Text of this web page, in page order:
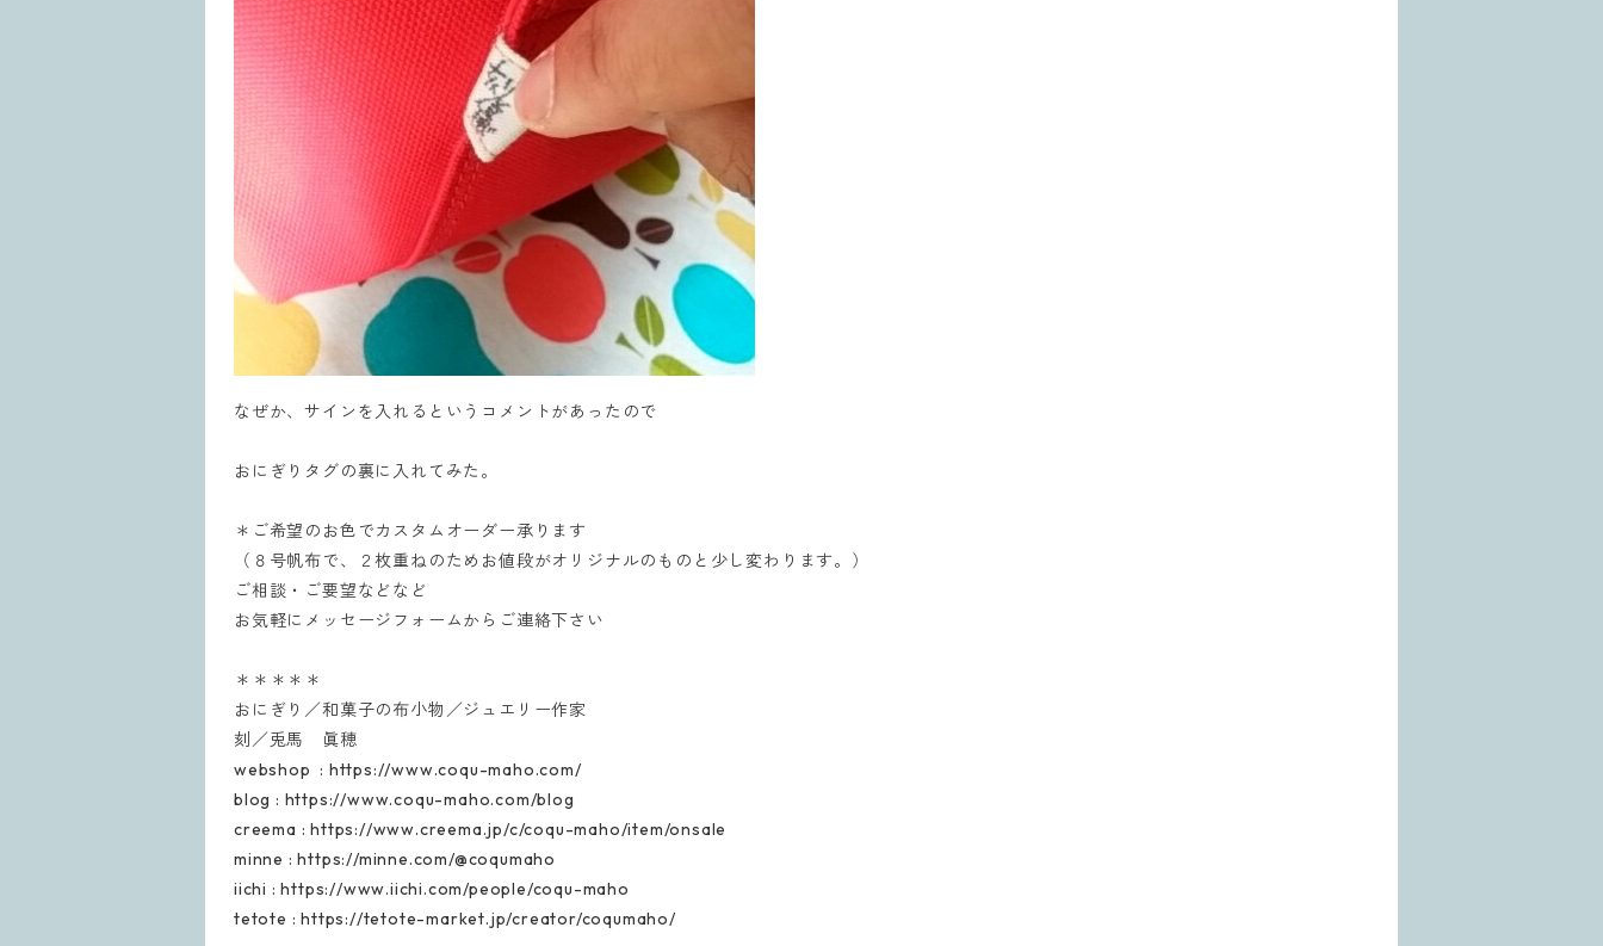
なぜか、サインを入れるというコメントがあったので
おにぎりタグの裏に入れてみた。
＊ご希望のお色でカスタムオーダー承ります
（８号帆布で、２枚重ねのため お値段がオリジナルのものと少し変わります。）
ご相談・ご要望などなど
お気軽にメッセージフォームからご連絡下さい
＊＊＊＊＊
おにぎり／和菓子の布小物／ジュエリー作家
刻／兎馬 眞穂
webshop : https://www.coqu-maho.com/
blog : https://www.coqu-maho.com/blog
creema : https://www.creema.jp/c/coqu-maho/item/onsale
minne : https://minne.com/@coqumaho
iichi : https://www.iichi.com/people/coqu-maho
tetote : https://tetote-market.jp/creator/coqumaho/